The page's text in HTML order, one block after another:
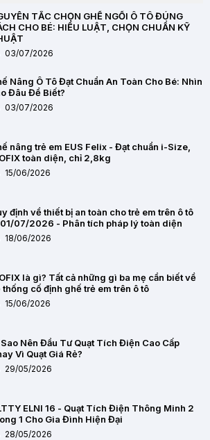
TẮC CHỌN GHẾ NGỒI Ô TÔ ĐÚNG
CHO BÉ: HIỂU LUẬT, CHỌN CHUẨN KỸ
03/07/2026
Nâng Ô Tô Đạt Chuẩn An Toàn Cho Bé: Nhìn
Đâu Để Biết?
03/07/2026
nâng trẻ em EUS Felix - Đạt chuẩn i-Size,
toàn diện, chỉ 2,8kg
15/06/2026
định về thiết bị an toàn cho trẻ em trên ô tô
07/2026 - Phân tích pháp lý toàn diện
18/06/2026
là gì? Tất cả những gì ba mẹ cần biết về
thống cố định ghế trẻ em trên ô tô
15/06/2026
Nên Đầu Tư Quạt Tích Điện Cao Cấp
Vì Quạt Giá Rẻ?
29/05/2026
ELNI 16 - Quạt Tích Điện Thông Minh 2
1 Cho Gia Đình Hiện Đại
28/05/2026